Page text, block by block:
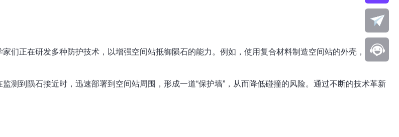
们正在研发多种防护技术，以增强空间站抵御陨石的能力。例如，使用复合材料制造空间站的外壳，这些材
测到陨石接近时，迅速部署到空间站周围，形成一道“保护墙”，从而降低碰撞的风险。通过不断的技术革新